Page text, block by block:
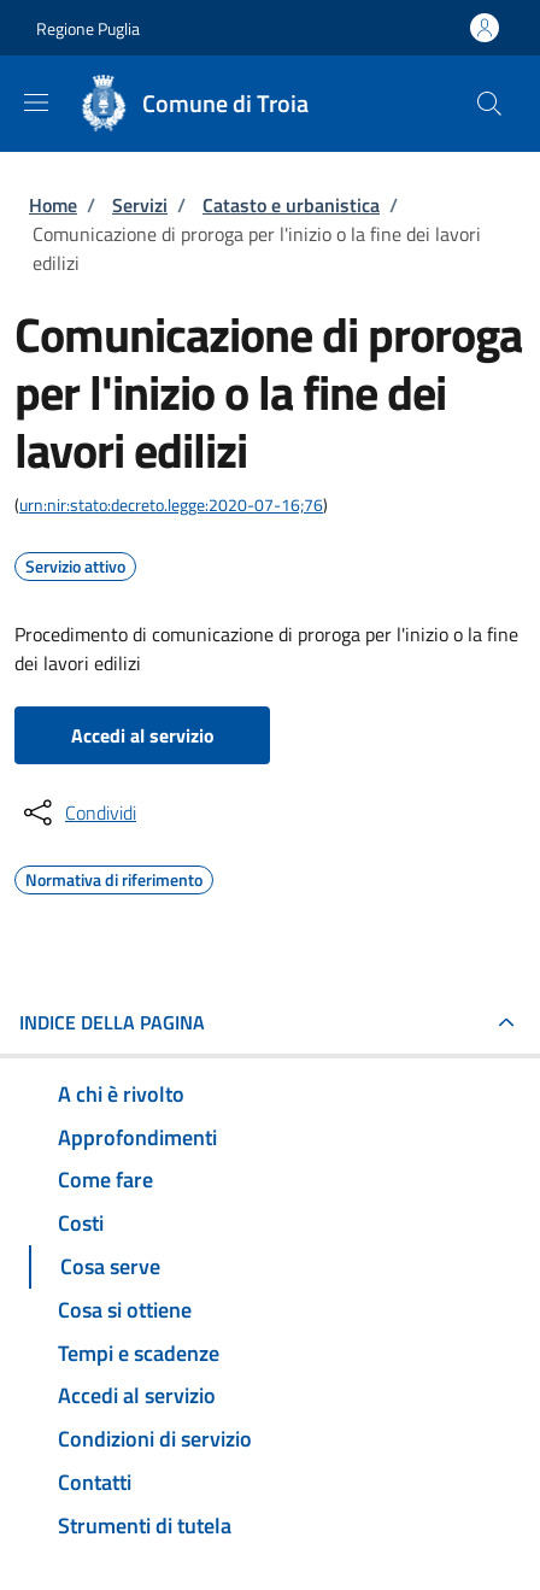
Regione Puglia
Comune di Troia
Briciole di pane
Home / Servizi / Catasto e urbanistica /
Comunicazione di proroga per l'inizio o la fine dei lavori
edilizi
Comunicazione di proroga
per l'inizio o la fine dei
lavori edilizi
(urn:nir:stato:decreto.legge:2020-07-16;76)
Servizio attivo
Procedimento di comunicazione di proroga per l'inizio o la fine
dei lavori edilizi
Accedi al servizio
Condividi
Normativa di riferimento
INDICE DELLA PAGINA
A chi è rivolto
Approfondimenti
Come fare
Costi
Cosa serve
Cosa si ottiene
Tempi e scadenze
Accedi al servizio
Condizioni di servizio
Contatti
Strumenti di tutela